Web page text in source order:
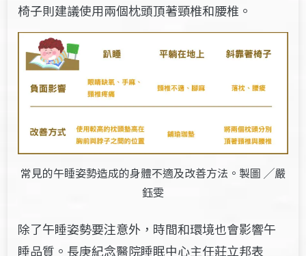
椅子則建議使用兩個枕頭頂著頸椎和腰椎。
常見的午睡姿勢造成的身體不適及改善方法。製圖 ╱嚴
鈺雯
除了午睡姿勢要注意外，時間和環境也會影響午
睡品質。長庚紀念醫院睡眠中心主任莊立邦表